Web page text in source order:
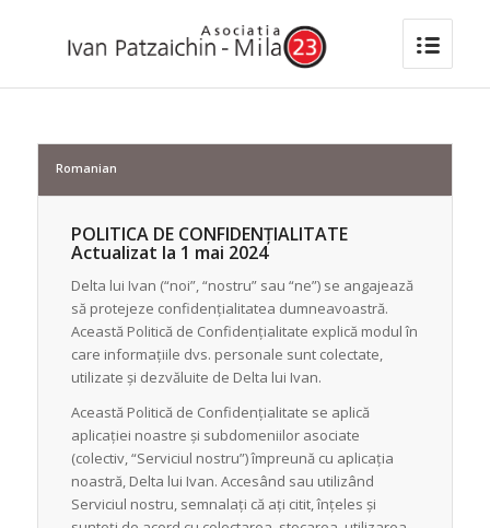
Romanian
POLITICA DE CONFIDENȚIALITATE
Actualizat la 1 mai 2024
Delta lui Ivan (“noi”, “nostru” sau “ne”) se angajează
să protejeze confidențialitatea dumneavoastră.
Această Politică de Confidențialitate explică modul în
care informațiile dvs. personale sunt colectate,
utilizate și dezvăluite de Delta lui Ivan.
Această Politică de Confidențialitate se aplică
aplicației noastre și subdomeniilor asociate
(colectiv, “Serviciul nostru”) împreună cu aplicația
noastră, Delta lui Ivan. Accesând sau utilizând
Serviciul nostru, semnalați că ați citit, înțeles și